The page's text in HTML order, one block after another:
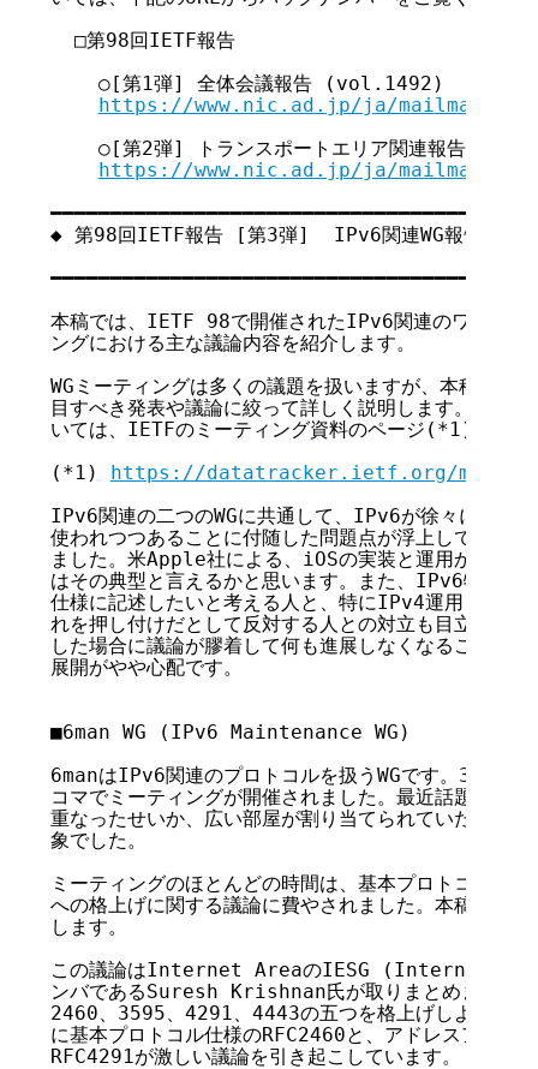
  □第98回IETF報告
    ○[第1弾] 全体会議報告 (vol.1492)
https://www.nic.ad.jp/ja/
○[第2弾] トランスポートエリア関連報告
https://www.nic.ad.jp/ja/
━━━━━━━━━━━━━━━━━━━━━━━━━━━━━━━━━━━
◆ 第98回IETF報告 [第3弾]  IPv6関連WG報告
━━━━━━━━━━━━━━━━━━━━━━━━━━━━━━━━━━━
本稿では、IETF 98で開催されたIPv6関連のワーキン
ングにおける主な議論内容を紹介します。
WGミーティングは多くの議題を扱いますが、本稿では
目すべき発表や議論に絞って詳しく説明します。それ
いては、IETFのミーティング資料のページ(*1)をご参
(*1) https://datatracker.ietf.org/
IPv6関連の二つのWGに共通して、IPv6が徐々にでは
使われつつあることに付随した問題点が浮上してきて
ました。米Apple社による、iOSの実装と運用からの
はその典型と言えるかと思います。また、IPv6特有の
仕様に記述したいと考える人と、特にIPv4運用との整
れを押し付けだとして反対する人との対立も目立ちま
した場合に議論が膠着して何も進展しなくなることが
展開がやや心配です。
■6man WG (IPv6 Maintenance WG)
6manはIPv6関連のプロトコルを扱うWGです。3月
コマでミーティングが開催されました。最近話題の
重なったせいか、広い部屋が割り当てられていた割に
象でした。
ミーティングのほとんどの時間は、基本プロトコ
への格上げに関する議論に費やされました。本稿でも
します。
この議論はInternet AreaのIESG (Internet
ンバであるSuresh Krishnan氏が取りまとめました。
2460、3595、4291、4443の五つを格上げしようとし
に基本プロトコル仕様のRFC2460と、アドレスアーキ
RFC4291が激しい議論を引き起こしています。